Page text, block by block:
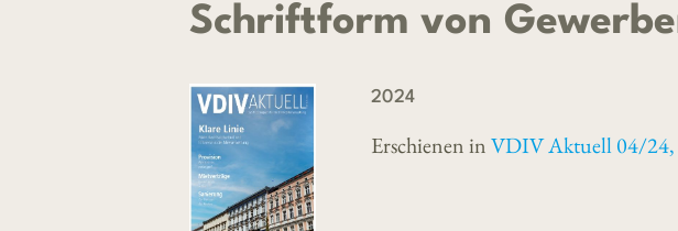
Schriftform von
2024
Erschienen inVDIV Aktuell 04/24,